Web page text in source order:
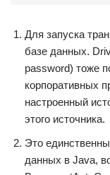
Для запуска
базе данных.
password) тоже
корпоративных
настроенный
этого источника.
Это
данных в Java,